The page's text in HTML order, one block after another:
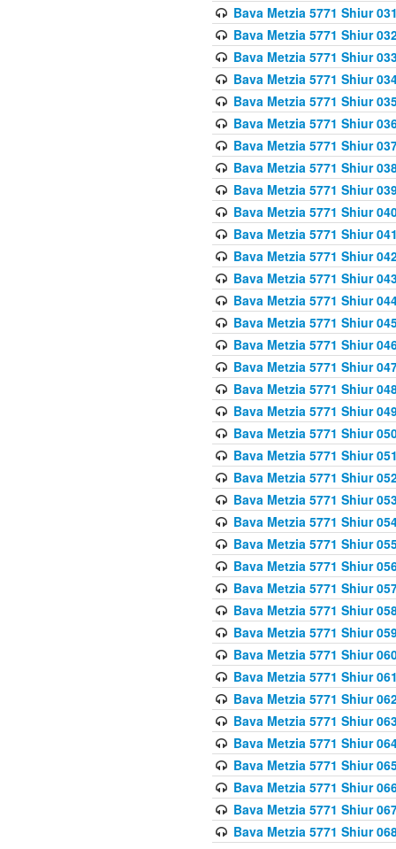
Bava Metzia 5771 Shiur
Bava Metzia 5771 Shiur
Bava Metzia 5771 Shiur
Bava Metzia 5771 Shiur
Bava Metzia 5771 Shiur
Bava Metzia 5771 Shiur
Bava Metzia 5771 Shiur
Bava Metzia 5771 Shiur
Bava Metzia 5771 Shiur
Bava Metzia 5771 Shiur
Bava Metzia 5771 Shiur
Bava Metzia 5771 Shiur
Bava Metzia 5771 Shiur
Bava Metzia 5771 Shiur
Bava Metzia 5771 Shiur
Bava Metzia 5771 Shiur
Bava Metzia 5771 Shiur
Bava Metzia 5771 Shiur
Bava Metzia 5771 Shiur
Bava Metzia 5771 Shiur
Bava Metzia 5771 Shiur
Bava Metzia 5771 Shiur
Bava Metzia 5771 Shiur
Bava Metzia 5771 Shiur
Bava Metzia 5771 Shiur
Bava Metzia 5771 Shiur
Bava Metzia 5771 Shiur
Bava Metzia 5771 Shiur
Bava Metzia 5771 Shiur
Bava Metzia 5771 Shiur
Bava Metzia 5771 Shiur
Bava Metzia 5771 Shiur
Bava Metzia 5771 Shiur
Bava Metzia 5771 Shiur
Bava Metzia 5771 Shiur
Bava Metzia 5771 Shiur
Bava Metzia 5771 Shiur
Bava Metzia 5771 Shiur